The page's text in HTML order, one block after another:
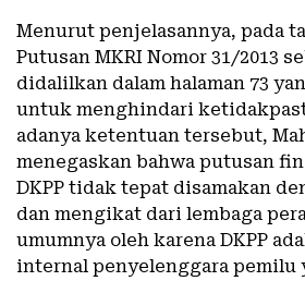
Menurut penjelasannya, pada
Putusan MKRI Nomor 31/2013
didalilkan dalam halaman 73
untuk menghindari
adanya ketentuan tersebut,
menegaskan bahwa putusan
DKPP tidak tepat disamakan
dan mengikat dari lembaga
umumnya oleh karena DKPP
internal penyelenggara pemilu